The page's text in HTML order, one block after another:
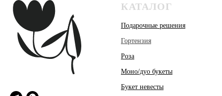
КАТАЛОГ
Подарочные решения
Гортензия
Роза
Моно/дуо букеты
Букет невесты